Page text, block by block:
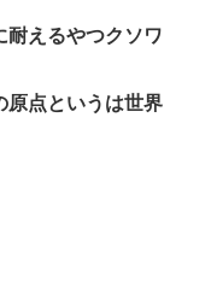
耐えるやつクソワ
原点というは世界